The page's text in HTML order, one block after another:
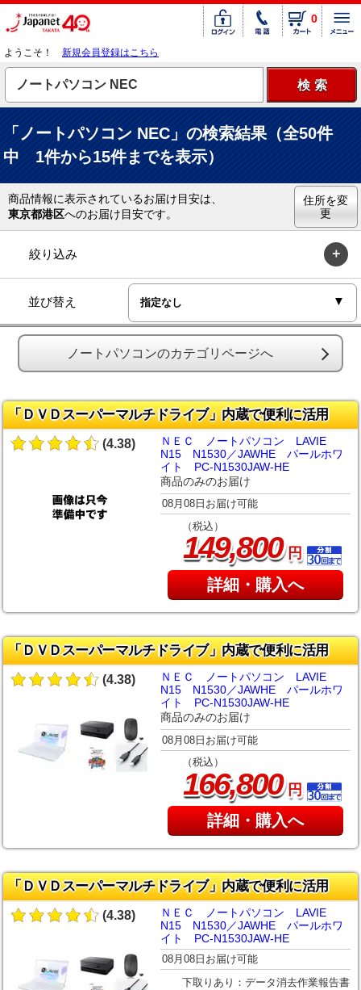
0
ようこそ！ 新規会員登録はこちら
「ノートパソコン NEC」の検索結果（全50件
中 1件から15件までを表示）
商品情報に表示されているお届け目安は、
東京都港区へのお届け目安です。
住所を変
更
絞り込み
並び替え
ノートパソコンのカテゴリページへ
「ＤＶＤスーパーマルチドライブ」内蔵で便利に活用
(4.38)
ＮＥＣ ノートパソコン LAVIE
N15 N1530／JAWHE パールホワ
イト PC-N1530JAW-HE
商品のみのお届け
08月08日お届け可能
（税込）
149,800円
詳細・購入へ
「ＤＶＤスーパーマルチドライブ」内蔵で便利に活用
(4.38)
ＮＥＣ ノートパソコン LAVIE
N15 N1530／JAWHE パールホワ
イト PC-N1530JAW-HE
商品のみのお届け
08月08日お届け可能
（税込）
166,800円
詳細・購入へ
「ＤＶＤスーパーマルチドライブ」内蔵で便利に活用
(4.38)
ＮＥＣ ノートパソコン LAVIE
N15 N1530／JAWHE パールホワ
イト PC-N1530JAW-HE
08月08日お届け可能
下取りあり：データ消去作業報告書